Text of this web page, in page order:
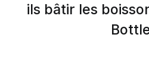
ils bâtir les